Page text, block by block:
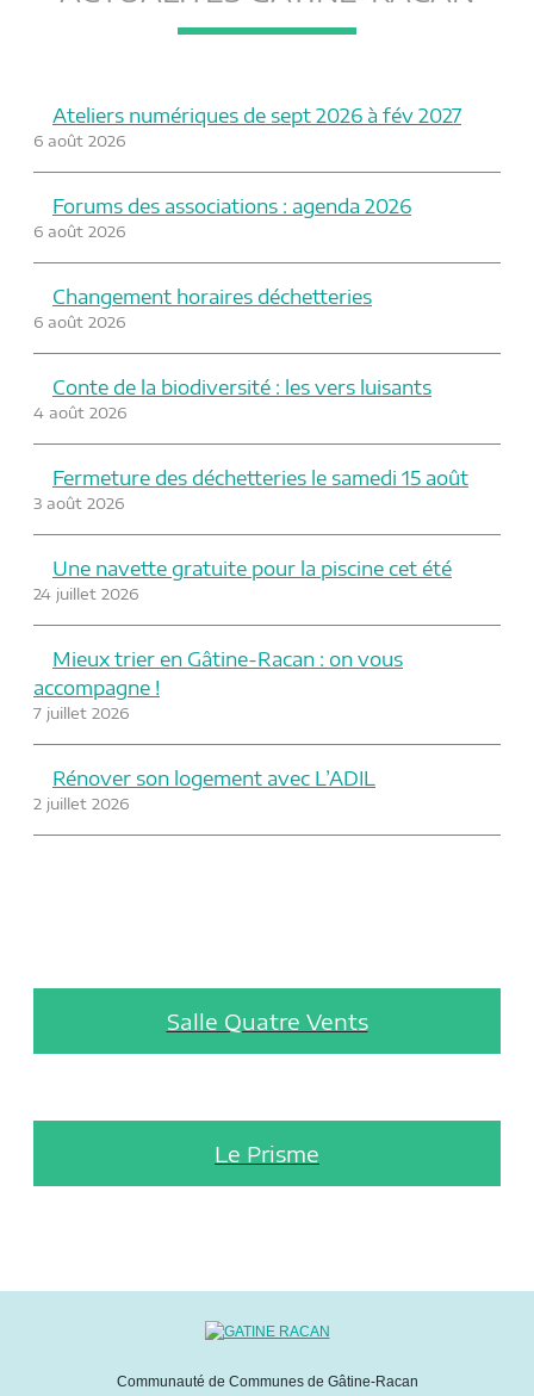
Ateliers numériques de sept 2026 à fév 2027
6 août 2026
Forums des associations : agenda 2026
6 août 2026
Changement horaires déchetteries
6 août 2026
Conte de la biodiversité : les vers luisants
4 août 2026
Fermeture des déchetteries le samedi 15 août
3 août 2026
Une navette gratuite pour la piscine cet été
24 juillet 2026
Mieux trier en Gâtine-Racan : on vous
accompagne !
7 juillet 2026
Rénover son logement avec L’ADIL
2 juillet 2026
Salle Quatre Vents
Le Prisme
Communauté de Communes de Gâtine-Racan